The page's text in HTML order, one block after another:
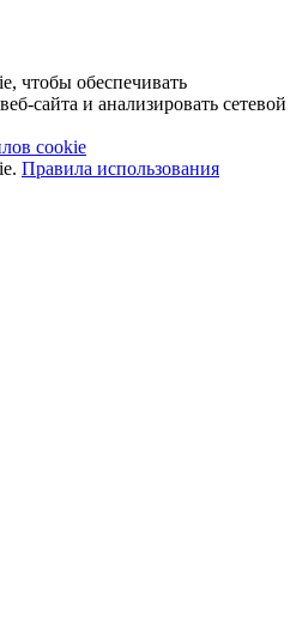
чтобы обеспечивать
сайта и анализировать сетевой
cookie
Правила использования